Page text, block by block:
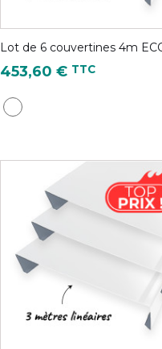
Lot de 6 couvertines 4m
Prix
453,60 € TTC
Blanc pur - RAL 9010